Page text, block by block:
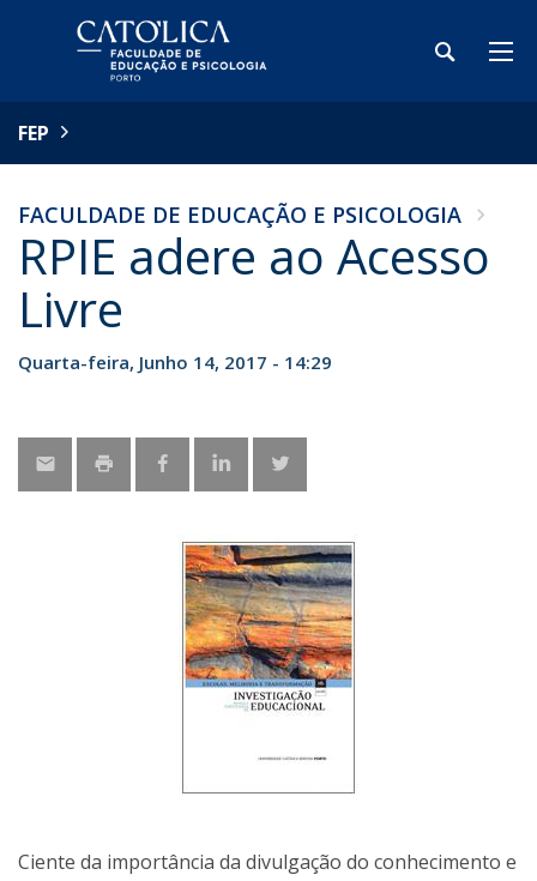
FEP
FACULDADE DE EDUCAÇÃO E PSICOLOGIA
RPIE adere ao Acesso
Livre
Quarta-feira, Junho 14, 2017 - 14:29
Ciente da importância da divulgação do conhecimento e